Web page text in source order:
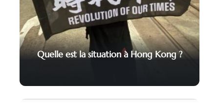
Quelle est la situation à Hong Kong ?